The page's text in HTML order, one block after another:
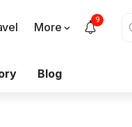
More
9
Blog